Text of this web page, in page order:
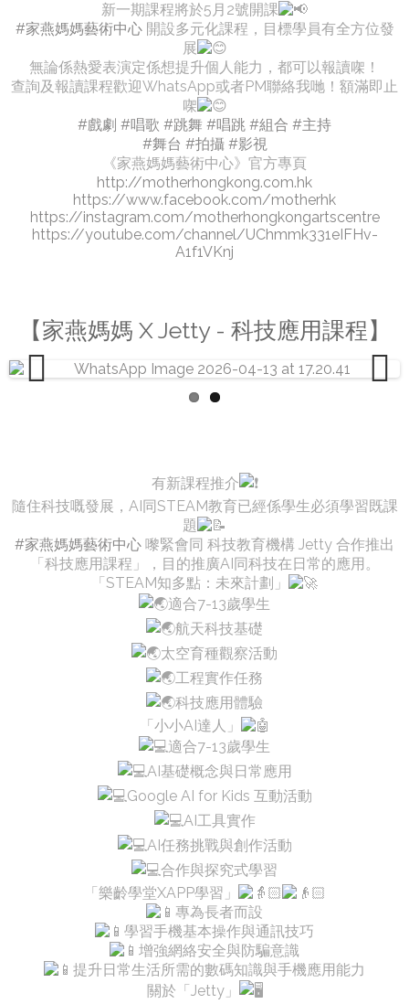
新一期課程將於5月2號開課
#家燕媽媽藝術中心開設多元化課程，目標學員有全方位發
展
無論係熱愛表演定係想提升個人能力，都可以報讀㗎！
查詢及報讀課程歡迎WhatsApp或者PM聯絡我哋！額滿即止
㗎
#戲劇 #唱歌 #跳舞 #唱跳 #組合 #主持
#舞台 #拍攝 #影視
《家燕媽媽藝術中心》官方專頁
http://motherhongkong.com.hk
https://www.facebook.com/motherhk
https://instagram.com/motherhongkongartscentre
https://youtube.com/channel/UChmmk331eIFHv-
A1f1VKnj
【家燕媽媽 X Jetty - 科技應用課程】
有新課程推介
隨住科技嘅發展，AI同STEAM教育已經係學生必須學習既課
題
#家燕媽媽藝術中心 嚟緊會同 科技教育機構 Jetty 合作推出
「科技應用課程」，目的推廣AI同科技在日常的應用。
「STEAM知多點：未來計劃」
適合7-13歲學生
航天科技基礎
太空育種觀察活動
工程實作任務
科技應用體驗
「小小AI達人」
適合7-13歲學生
AI基礎概念與日常應用
Google AI for Kids 互動活動
AI工具實作
AI任務挑戰與創作活動
合作與探究式學習
「樂齡學堂XAPP學習」
專為長者而設
學習手機基本操作與通訊技巧
增強網絡安全與防騙意識
提升日常生活所需的數碼知識與手機應用能力
關於「Jetty」